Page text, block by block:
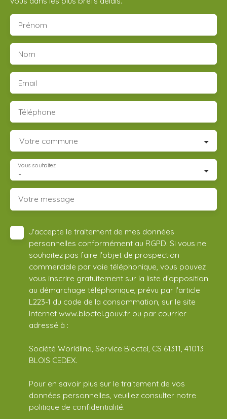
Prénom
Nom
Email
Téléphone
Votre commune
-
Vous souhaitez
Votre message
J'accepte le traitement de mes données
personnelles conformément au RGPD. Si vous ne
souhaitez pas faire l'objet de prospection
commerciale par voie téléphonique, vous pouvez
vous inscrire gratuitement sur la liste d'opposition
au démarchage téléphonique, prévu par l'article
L223-1 du code de la consommation, sur le site
Internet www.bloctel.gouv.fr ou par courrier
adressé à :
Société Worldline, Service Bloctel, CS 61311, 41013
BLOIS CEDEX.
Pour en savoir plus sur le traitement de vos
données personnelles, veuillez consulter notre
politique de confidentialité.